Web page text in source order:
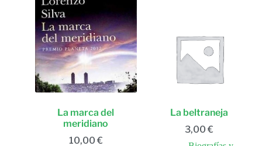
La marca del
meridiano
10,00 €
La beltraneja
3,00€